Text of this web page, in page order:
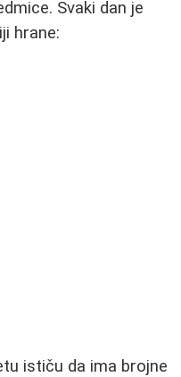
Svaki dan je
hrane:
ističu da ima brojne